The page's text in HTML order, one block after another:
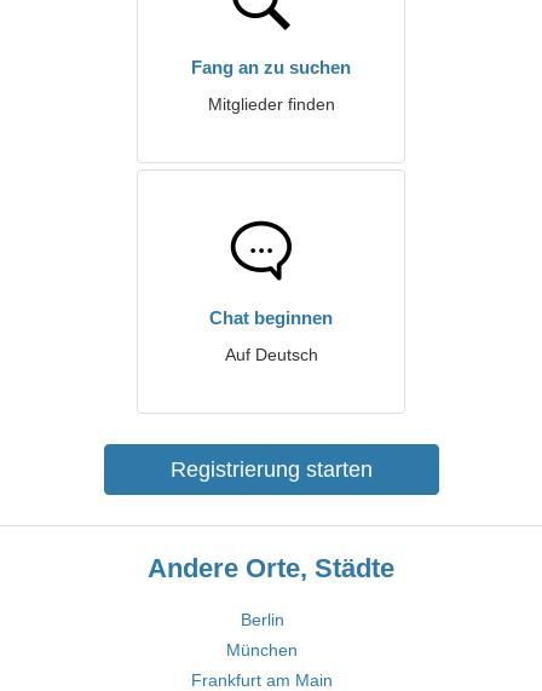
Fang an zu suchen
Mitglieder finden
Chat beginnen
Auf Deutsch
Registrierung starten
Andere Orte, Städte
Berlin
München
Frankfurt am Main